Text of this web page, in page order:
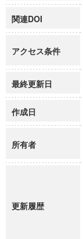
関連DOI
アクセス条件
最終更新日
作成日
所有者
更新履歴